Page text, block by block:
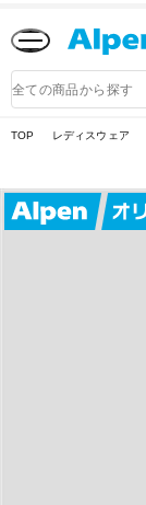
品
検
TOP レディスウェア